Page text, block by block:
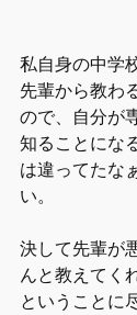
私自身の中学
先輩から教わ
ので、自分が
知ることにな
は違ってたな
い。
決して先輩が
んと教えてく
ということに